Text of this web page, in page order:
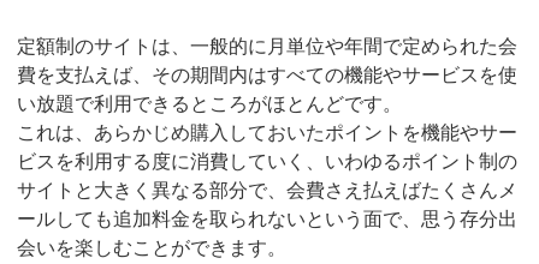
定額制のサイトは、一般的に月単位や年間で定められた会
費を支払えば、その期間内はすべての機能やサービスを使
い放題で利用できるところがほとんどです。
これは、あらかじめ購入しておいたポイントを機能やサー
ビスを利用する度に消費していく、いわゆるポイント制の
サイトと大きく異なる部分で、会費さえ払えばたくさんメ
ールしても追加料金を取られないという面で、思う存分出
会いを楽しむことができます。